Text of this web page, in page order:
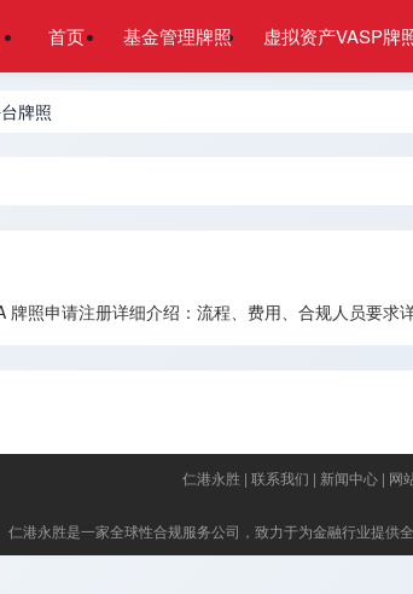
首页 基金管理牌照 虚拟资产VASP牌
牌照
牌照申请注册详细介绍：流程、费用、合规人员要求
仁港永胜| 联系我们 | 新闻中心| 网
仁港永胜是一家全球性合规服务公司，致力于为金融行业提供